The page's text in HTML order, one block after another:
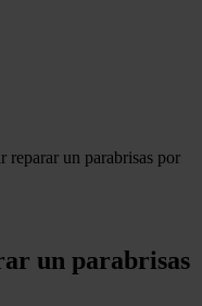
reparar un parabrisas por
un parabrisas